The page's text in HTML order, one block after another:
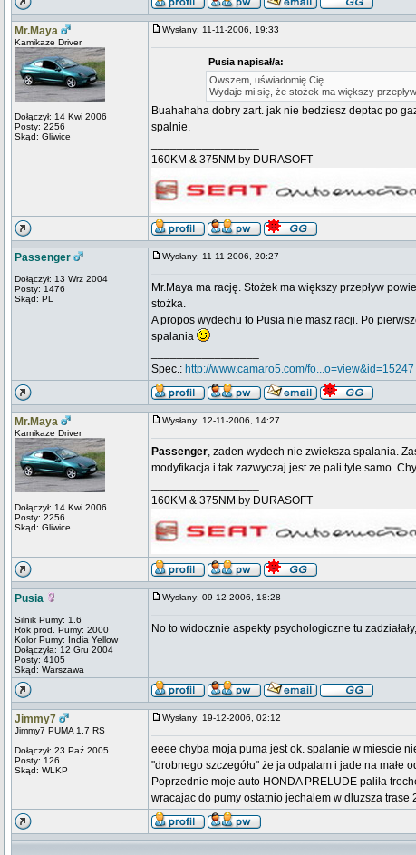
Mr.Maya
Kamikaze Driver
Dołączył: 14 Kwi 2006
Posty: 2256
Skąd: Gliwice
Wysłany: 11-11-2006, 19:33
Pusia napisał/a:
Owszem, uświadomię Cię.
Wydaje mi się, że stożek ma większy
Buahahaha dobry zart. jak nie bedziesz deptac po
spalnie.
160KM & 375NM by DURASOFT
Passenger
Dołączył: 13 Wrz 2004
Posty: 1476
Skąd: PL
Wysłany: 11-11-2006, 20:27
Mr.Maya ma rację. Stożek ma większy przepływ
stożka.
A propos wydechu to Pusia nie masz racji. Po
spalania
Spec.: http://www.camaro5.com/fo...o=view&id=15247
Mr.Maya
Kamikaze Driver
Dołączył: 14 Kwi 2006
Posty: 2256
Skąd: Gliwice
Wysłany: 12-11-2006, 14:27
Passenger, zaden wydech nie zwieksza spalania.
modyfikacja i tak zazwyczaj jest ze pali tyle samo.
160KM & 375NM by DURASOFT
Pusia
Silnik Pumy: 1.6
Rok prod. Pumy: 2000
Kolor Pumy: India Yellow
Dołączyła: 12 Gru 2004
Posty: 4105
Skąd: Warszawa
Wysłany: 09-12-2006, 18:28
No to widocznie aspekty psychologiczne tu
Jimmy7
Jimmy7 PUMA 1,7 RS
Dołączył: 23 Paź 2005
Posty: 126
Skąd: WLKP
Wysłany: 19-12-2006, 02:12
eeee chyba moja puma jest ok. spalanie w miescie
"drobnego szczegółu" że ja odpalam i jade na małe
Poprzednie moje auto HONDA PRELUDE paliła
wracajac do pumy ostatnio jechalem w dluzsza